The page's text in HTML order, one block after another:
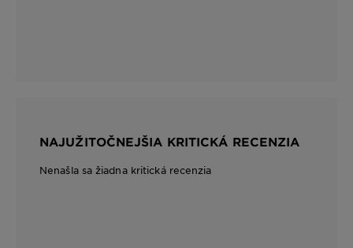
NAJUŽITOČNEJŠIA KRITICKÁ RECENZIA
Nenašla sa žiadna kritická recenzia